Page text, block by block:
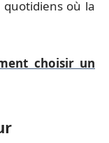
où la
choisir un